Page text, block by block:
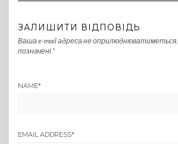
ЗАЛИШИТИ ВІДПОВІДЬ
Ваша e-mail адреса не оприлюднюватиметься.
позначені *
NAME*
EMAIL ADDRESS*